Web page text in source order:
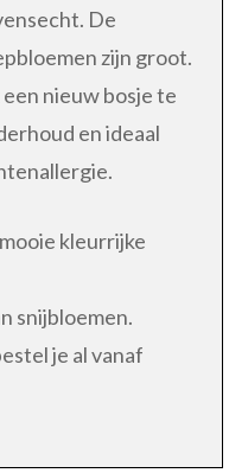
De
zijn groot.
nieuw bosje te
en ideaal
kleurrijke
snijbloemen.
je al vanaf